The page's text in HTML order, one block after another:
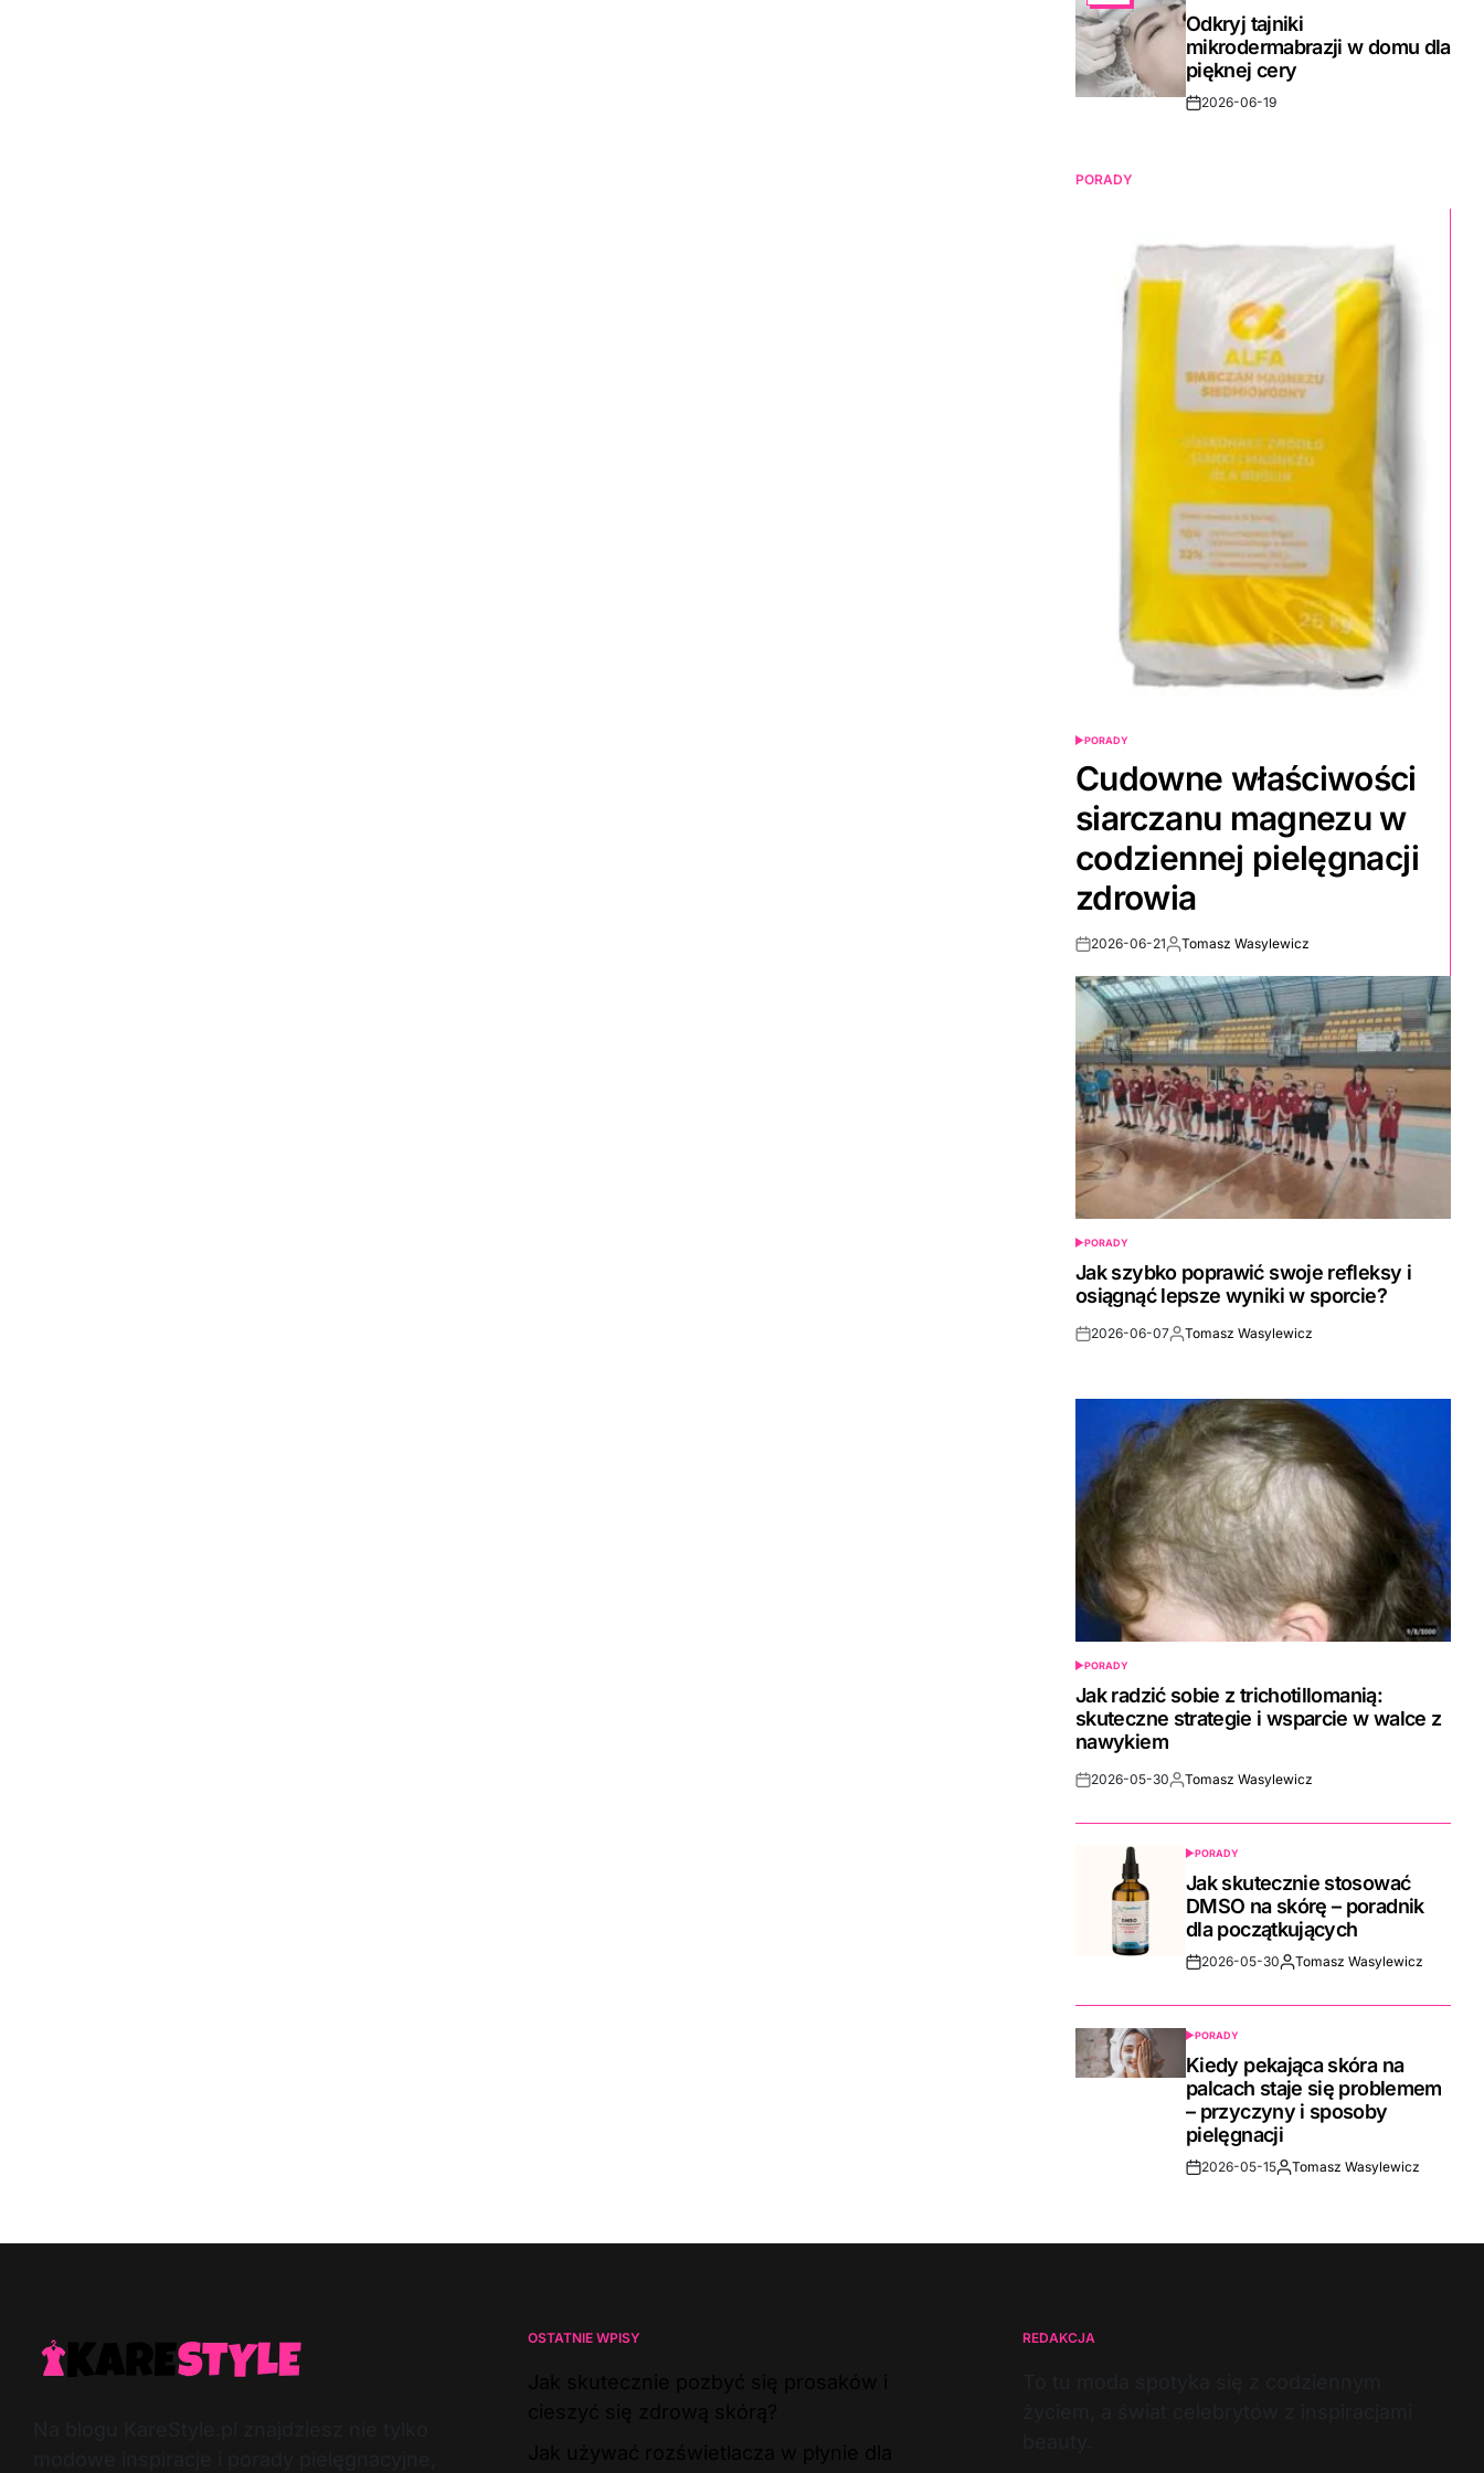
IN
Odkryj tajniki
mikrodermabrazji w domu dla
pięknej cery
Post2026-06-19
PORADY
POSTED
PORADY
Cudowne właściwości
siarczanu magnezu w
codziennej pielęgnacji
zdrowia
Post2026-06-21By:Tomasz Wasylewicz
POSTED
IN
PORADY
Jak szybko poprawić swoje refleksy i
osiągnąć lepsze wyniki w sporcie?
Post2026-06-07By:Tomasz Wasylewicz
POSTED
IN
PORADY
Jak radzić sobie z trichotillomanią:
skuteczne strategie i wsparcie w walce z
nawykiem
Post2026-05-30By:Tomasz Wasylewicz
POSTED
IN
PORADY
Jak skutecznie stosować
DMSO na skórę – poradnik
dla początkujących
Post2026-05-30By:Tomasz Wasylewicz
POSTED
IN
PORADY
Kiedy pekająca skóra na
palcach staje się problemem
– przyczyny i sposoby
pielęgnacji
Post2026-05-15By:Tomasz Wasylewicz
OSTATNIE WPISY REDAKCJA